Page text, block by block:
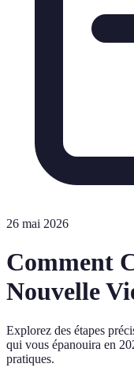
26 mai 2026
Comment
Nouvelle
Explorez des étapes
qui vous épanouira en
pratiques.